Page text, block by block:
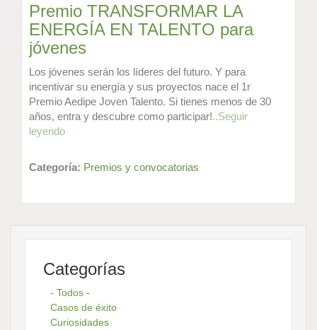
Premio TRANSFORMAR LA
ENERGÍA EN TALENTO para
jóvenes
Los jóvenes serán los líderes del futuro. Y para
incentivar su energía y sus proyectos nace el 1r
Premio Aedipe Joven Talento. Si tienes menos de 30
años, entra y descubre como participar!..Seguir
leyendo
Categoría: Premios y convocatorias
Categorías
- Todos -
Casos de éxito
Curiosidades